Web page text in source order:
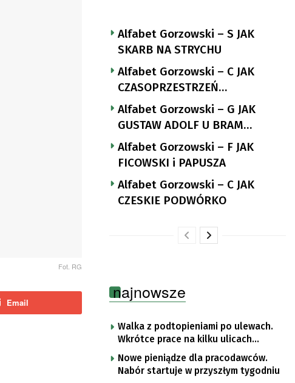
Fot. RG
Email
Alfabet Gorzowski – S JAK
SKARB NA STRYCHU
Alfabet Gorzowski – C JAK
CZASOPRZESTRZEŃ
NUTTGENSA
Alfabet Gorzowski – G JAK
GUSTAW ADOLF U BRAM
LANDSBERGA
Alfabet Gorzowski – F JAK
FICOWSKI i PAPUSZA
Alfabet Gorzowski – C JAK
CZESKIE PODWÓRKO
najnowsze
Walka z podtopieniami po ulewach.
Wkrótce prace na kilku ulicach
Gorzowa
Nowe pieniądze dla pracodawców.
Nabór startuje w przyszłym tygodniu